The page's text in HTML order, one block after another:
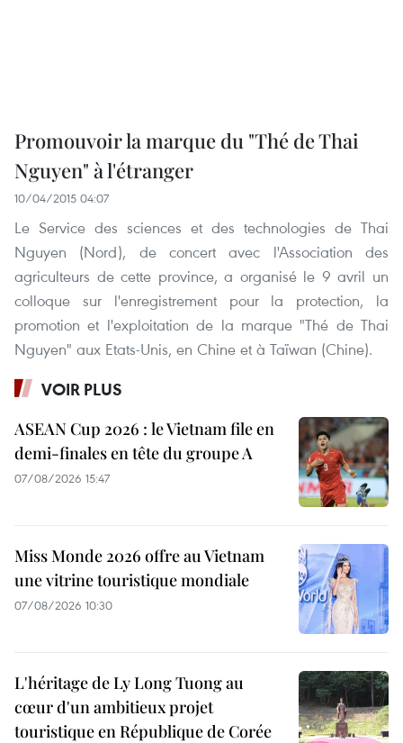
Promouvoir la marque du "Thé de Thai
Nguyen" à l'étranger
10/04/2015 04:07
Le Service des sciences et des technologies de Thai
Nguyen (Nord), de concert avec l'Association des
agriculteurs de cette province, a organisé le 9 avril un
colloque sur l'enregistrement pour la protection, la
promotion et l'exploitation de la marque "Thé de Thai
Nguyen" aux Etats-Unis, en Chine et à Taïwan (Chine).
VOIR PLUS
ASEAN Cup 2026 : le Vietnam file en
demi-finales en tête du groupe A
07/08/2026 15:47
Miss Monde 2026 offre au Vietnam
une vitrine touristique mondiale
07/08/2026 10:30
L'héritage de Ly Long Tuong au
cœur d'un ambitieux projet
touristique en République de Corée